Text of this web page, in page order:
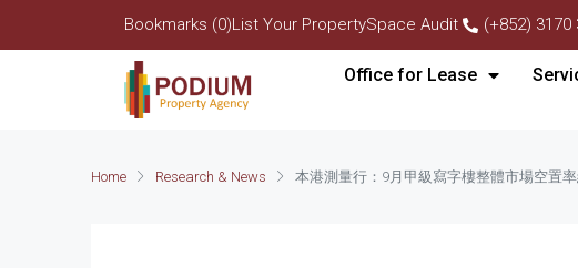
Bookmarks (0)List Your PropertySpace Audit (+852) 3170
Office for Lease
Home Research & News 本港測量行：9月甲級寫字樓整體市場空置